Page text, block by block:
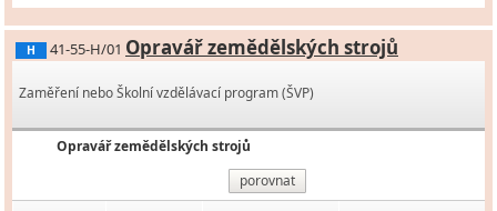
H 41-55-H/01 Opravář zemědělských strojů
Zaměření nebo Školní vzdělávací program (ŠVP)
Opravář zemědělských strojů
porovnat